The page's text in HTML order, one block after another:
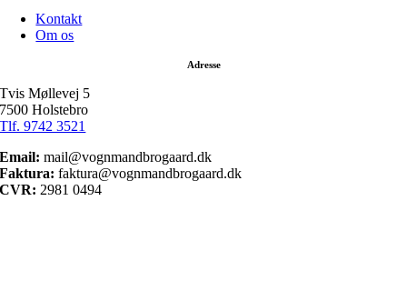
NavigationKontakt
Om os
Adresse
Tvis Møllevej 5
7500 Holstebro
Tlf. 9742 3521
Email: mail@vognmandbrogaard.dk
Faktura: faktura@vognmandbrogaard.dk
CVR: 2981 0494